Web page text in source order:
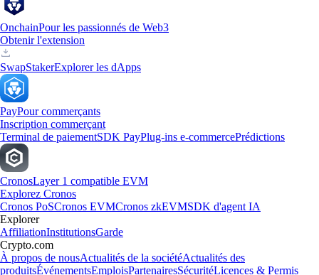
OnchainPour les passionnés de Web3
Obtenir l'extension
SwapStakerExplorer les dApps
PayPour commerçants
Inscription commerçant
Terminal de paiementSDK PayPlug-ins e-commercePrédictions
CronosLayer 1 compatible EVM
Explorez Cronos
Cronos PoSCronos EVMCronos zkEVMSDK d'agent IA
Explorer
AffiliationInstitutionsGarde
Crypto.com
À propos de nousActualités de la sociétéActualités des
produitsÉvénementsEmploisPartenairesSécuritéLicences & Permis